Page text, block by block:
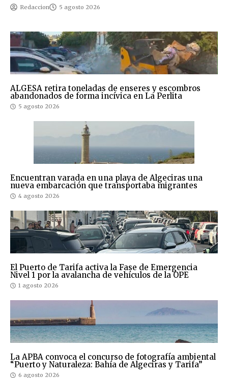
Redaccion 5 agosto 2026
ALGESA retira toneladas de enseres y escombros
abandonados de forma incívica en La Perlita
5 agosto 2026
Encuentran varada en una playa de Algeciras una
nueva embarcación que transportaba migrantes
4 agosto 2026
El Puerto de Tarifa activa la Fase de Emergencia
Nivel 1 por la avalancha de vehículos de la OPE
1 agosto 2026
La APBA convoca el concurso de fotografía ambiental
“Puerto y Naturaleza: Bahía de Algeciras y Tarifa”
6 agosto 2026